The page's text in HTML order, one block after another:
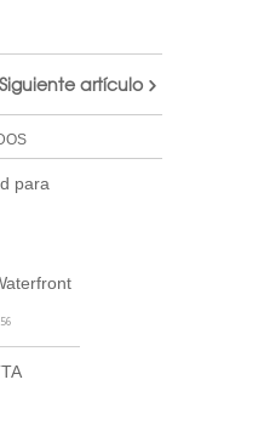
Siguiente artículo
para